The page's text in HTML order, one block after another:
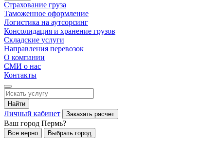
Страхование груза
Таможенное оформление
Логистика на аутсорсинг
Консолидация и хранение грузов
Складские услуги
Направления перевозок
О компании
СМИ о нас
Контакты
Найти
Личный кабинет Заказать расчет
Ваш город Пермь?
Все верно Выбрать город